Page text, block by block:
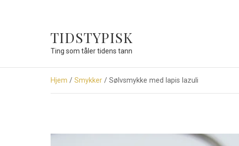
TIDSTYPISK
Ting som tåler tidens tann
Hjem / Smykker / Sølvsmykke med lapis lazuli